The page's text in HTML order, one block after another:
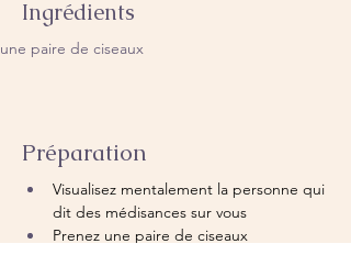
Ingrédients
une paire de ciseaux
Préparation
Visualisez mentalement la personne qui
dit des médisances sur vous
Prenez une paire de ciseaux